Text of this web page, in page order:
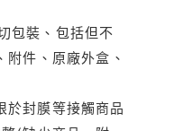
包裝、包括但不
件、原廠外盒、
於封膜等接觸商品